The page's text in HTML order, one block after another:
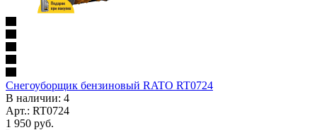
Снегоуборщик бензиновый RATO RT0724
В наличии: 4
Арт.: RT0724
1 950 руб.